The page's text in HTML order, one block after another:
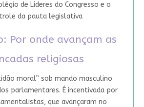
de Líderes do Congresso e o
da pauta legislativa
Por onde avançam as
religiosas
moral” sob mando masculino
parlamentares. É incentivada por
que avançaram no